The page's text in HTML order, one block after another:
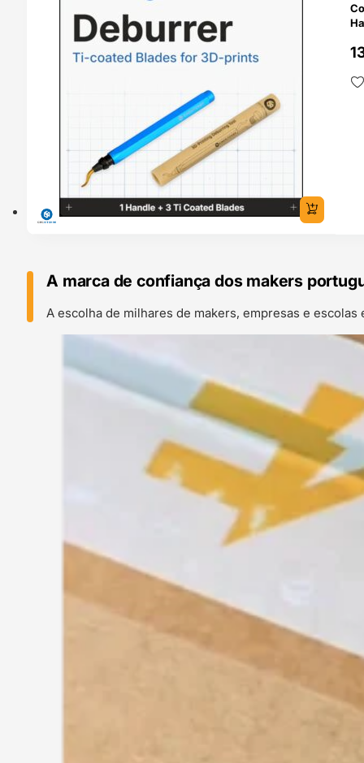
A marca de confiança dos makers
A escolha de milhares de makers, empresas e escolas